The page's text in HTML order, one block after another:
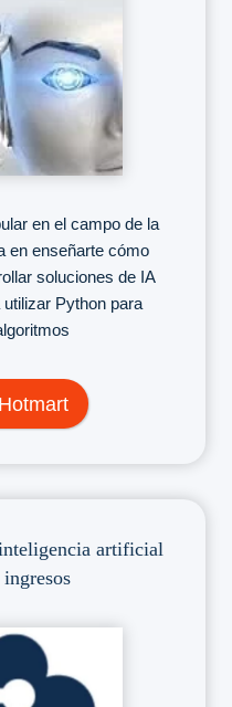
en el campo de la
en enseñarte cómo
soluciones de IA
Python para
artificial